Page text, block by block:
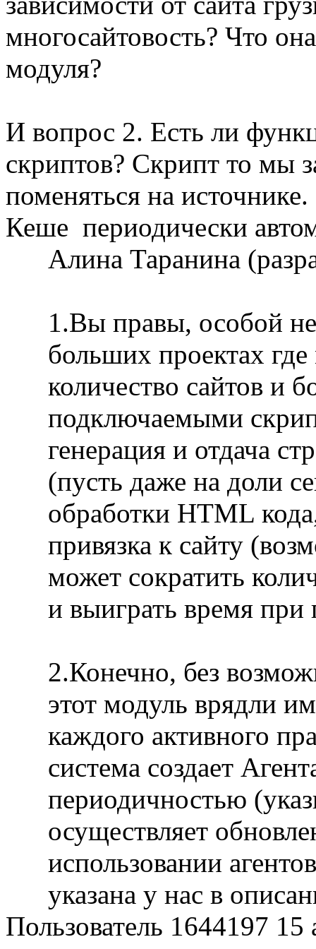
многосайтовость? Что
модуля?
И вопрос 2. Есть ли
скриптов? Скрипт то мы
поменяться на
Кеше периодически
Алина Таранина
1.Вы правы, особой
больших проектах
количество сайтов и
подключаемыми
генерация и отдача
(пусть даже на доли
обработки HTML
привязка к сайту
может сократить
и выиграть время при
2.Конечно, без
этот модуль врядли
каждого активного
система создает
периодичностью
осуществляет
использовании
указана у нас в
Пользователь 1644197 15